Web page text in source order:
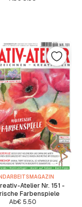
Atelier Nr. 151 -
Farbenspiele
Ab€5.50